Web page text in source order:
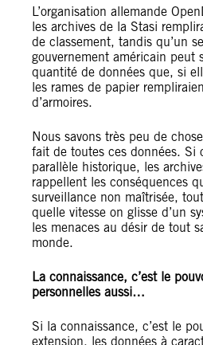
L’organisation allemande
les archives de la Stasi
de classement, tandis qu’un
gouvernement américain peut
quantité de données que, si
les rames de papier
d’armoires.
Nous savons très peu de
fait de toutes ces données. Si
parallèle historique, les
rappellent les conséquences
surveillance non maîtrisée,
quelle vitesse on glisse d’un
les menaces au désir de tout
monde.
La connaissance, c’est le
personnelles aussi…
Si la connaissance, c’est le
extension, les données à